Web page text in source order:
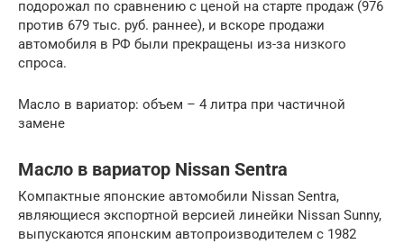
подорожал по сравнению с ценой на старте продаж (976
против 679 тыс. руб. раннее), и вскоре продажи
автомобиля в РФ были прекращены из-за низкого
спроса.
Масло в вариатор: объем – 4 литра при частичной
замене
Масло в вариатор Nissan Sentra
Компактные японские автомобили Nissan Sentra,
являющиеся экспортной версией линейки Nissan Sunny,
выпускаются японским автопроизводителем с 1982